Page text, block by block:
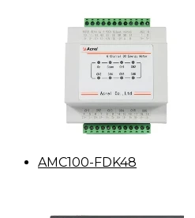
AMC100-FDK48